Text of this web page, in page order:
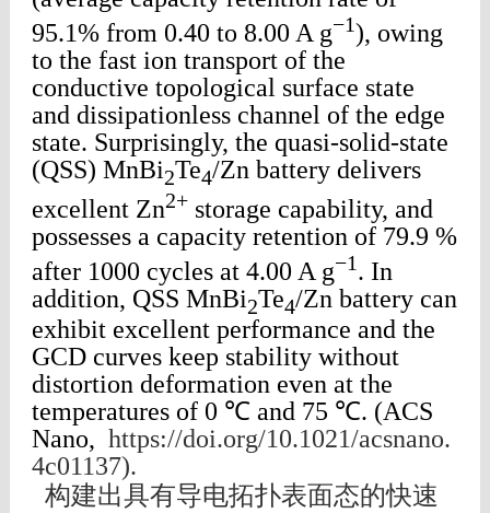
95.1% from 0.40 to 8.00 A g−1), owing
to the fast ion transport of the
conductive topological surface state
and dissipationless channel of the edge
state. Surprisingly, the quasi-solid-state
(QSS) MnBi2Te4/Zn battery delivers
excellent Zn2+storage capability, and
possesses a capacity retention of 79.9 %
after 1000 cycles at 4.00 A g−1. In
addition, QSS MnBi2Te4/Zn battery can
exhibit excellent performance and the
GCD curves keep stability without
distortion deformation even at the
temperatures of 0 ℃ and 75 ℃. (ACS
Nano, https://doi.org/10.1021/acsnano.
4c01137).
构建出具有导电拓扑表面态的快速